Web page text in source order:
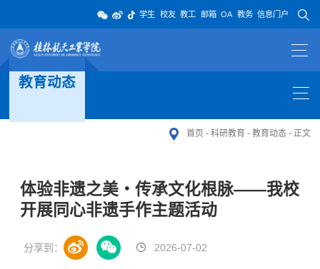
学生 校友 教工 邮箱 OA 教务 信息门户
教育动态
首页 - 科研教育 - 教育动态- 正文
体验非遗之美・传承文化根脉——我校
开展同心非遗手作主题活动
分享到： 2026-07-02